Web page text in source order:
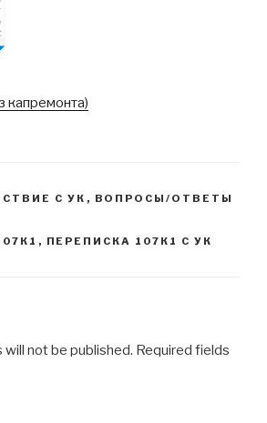
капремонта)
С УК , ВОПРОСЫ/ОТВЕТЫ
, ПЕРЕПИСКА 107К1 С УК
will not be published. Required fields